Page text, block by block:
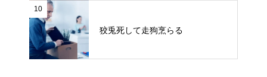
10
狡兎死して走狗烹らる